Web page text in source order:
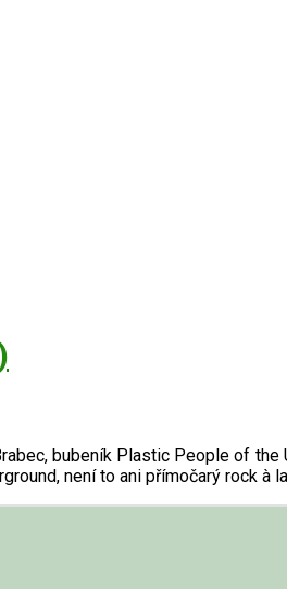
bubeník Plastic People of
není to ani přímočarý rock à